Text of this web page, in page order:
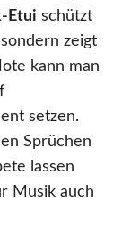
Etui schützt
zeigt
kann man
setzen.
Sprüchen
lassen
Musik auch